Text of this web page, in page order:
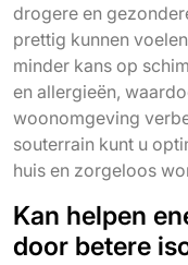
drogere en
prettig kunnen
minder kans op
en allergieën,
woonomgeving
souterrain kunt u
huis en zorgeloos
Kan helpen
door betere